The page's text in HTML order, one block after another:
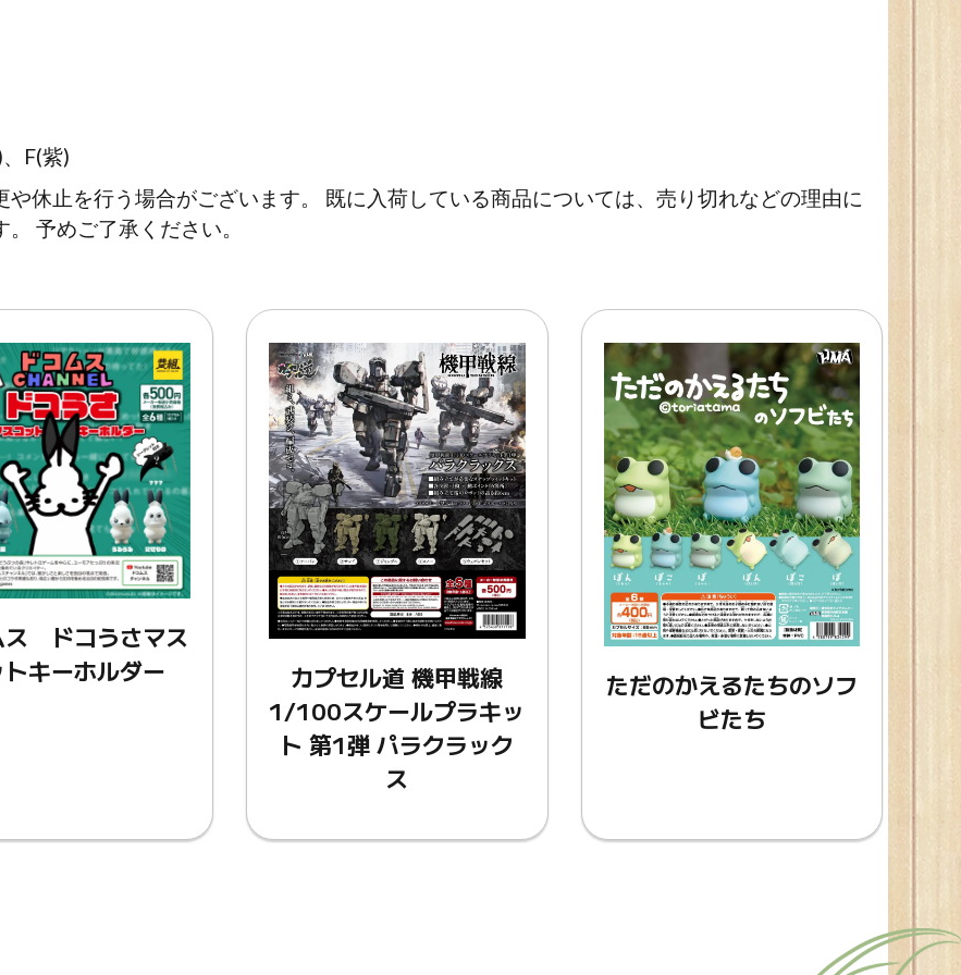
F(紫)
休止を行う場合がございます。 既に入荷している商品については、売り切れなどの理由に
予めご了承ください。
ス ドコうさマス
トキーホルダー
カプセル道 機甲戦線
1/100スケールプラキッ
ト 第1弾 パラクラック
ス
ただのかえるたちのソフ
ビたち